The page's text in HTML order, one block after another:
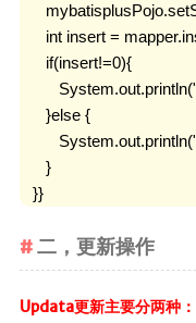
int insert =
      if(insert!=0){
      }else {
      }
   }}
二，更新操作
Updata更新主要分两种：